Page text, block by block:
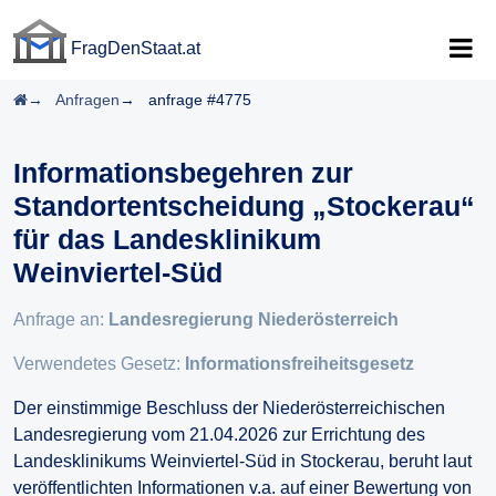
FragDenStaat.at
Startseite
Anfragen anfrage #4775
Informationsbegehren zur
Standortentscheidung „Stockerau“
für das Landesklinikum
Weinviertel-Süd
Anfrage an: Landesregierung Niederösterreich
Verwendetes Gesetz: Informationsfreiheitsgesetz
Der einstimmige Beschluss der Niederösterreichischen
Landesregierung vom 21.04.2026 zur Errichtung des
Landesklinikums Weinviertel-Süd in Stockerau, beruht laut
veröffentlichten Informationen v.a. auf einer Bewertung von